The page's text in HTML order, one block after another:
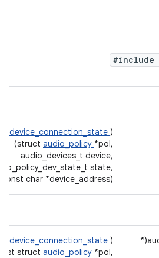
#include
)
(struct audio_policy *pol,
audio_devices_t device,
state,
const char *device_address)
)
struct audio_policy *pol,